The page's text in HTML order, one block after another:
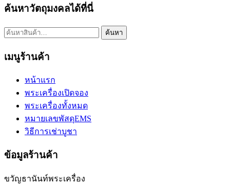
ค้นหาวัตถุมงคลได้ที่นี่
ค้นหา: ค้นหา
เมนูร้านค้า
หน้าแรก
พระเครื่องเปิดจอง
พระเครื่องทั้งหมด
หมายเลขพัสดุEMS
วิธีการเช่าบูชา
ข้อมูลร้านค้า
ขวัญธานันท์พระเครื่อง